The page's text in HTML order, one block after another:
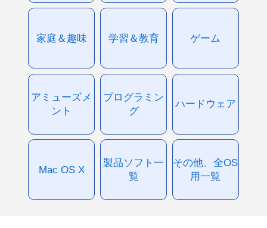
家庭＆趣味 学習＆教育 ゲーム
アミューズメ
ント
プログラミン
グ
ハードウェア
Mac OS X
製品ソフト一
覧
その他、全OS
用一覧